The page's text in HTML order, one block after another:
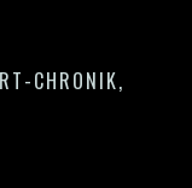
CHRONIK,